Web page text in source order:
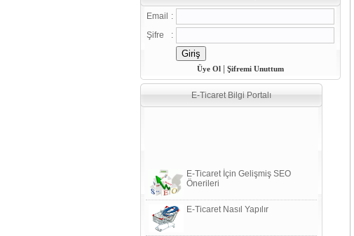
Email
:
Şifre
:
Üye Ol Şifremi Unuttum
E-Ticaret Bilgi Portalı
Önerileri
E-Ticaret Nasıl Yapılır
Elektronik Ticaret E-Ticaret Nedir